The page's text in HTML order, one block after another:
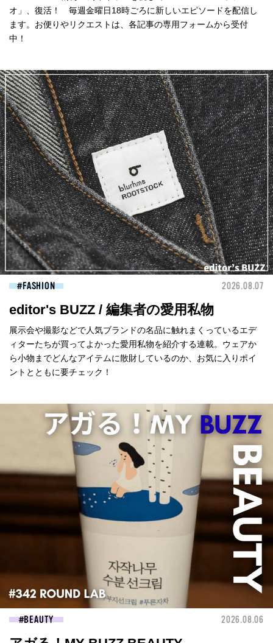
オ」、復活！ 毎週金曜日18時ごろに新しいエピソードを配信し
ます。お便りやリクエストは、各記事の専用フォームから受付
中！
FASHION 2026.08.07
editor's BUZZ / 編集者の愛用私物
展示会や撮影などで人気ブランドの名品に触れまくっているエデ
ィターたちが買ってよかった愛用私物を紹介する連載。ウェアか
ら小物までどんなアイテムに散財しているのか、お気に入りポイ
ントとともに要チェック！
BEAUTY 2026.08.06